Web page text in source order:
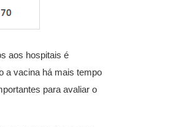
aos hospitais é
a vacina há mais tempo
para avaliar o